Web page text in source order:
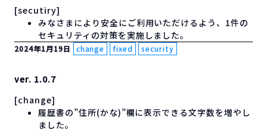
[secutiry]
みなさまにより安全にご利用いただけるよう、1件の
セキュリティの対策を実施しました。
2024年1月19日 change fixed security
ver. 1.0.7
[change]
履歴書の”住所(かな)”欄に表示できる文字数を増やし
ました。